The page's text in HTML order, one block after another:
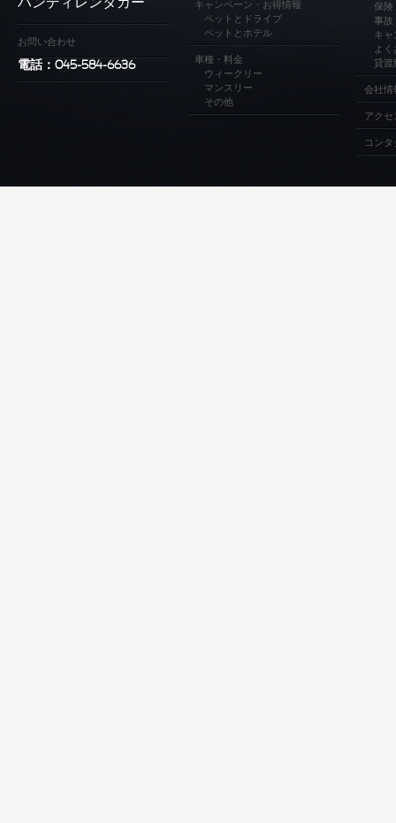
ハンディレンタカー
お問い合わせ
電話：045-584-6636
キャンペーン・お得情報
ペットとドライブ
ペットとホテル
車種・料金
ウィークリー
マンスリー
その他
保険
事故
キャ
よ
貸渡
会社情
アクセ
コンタ